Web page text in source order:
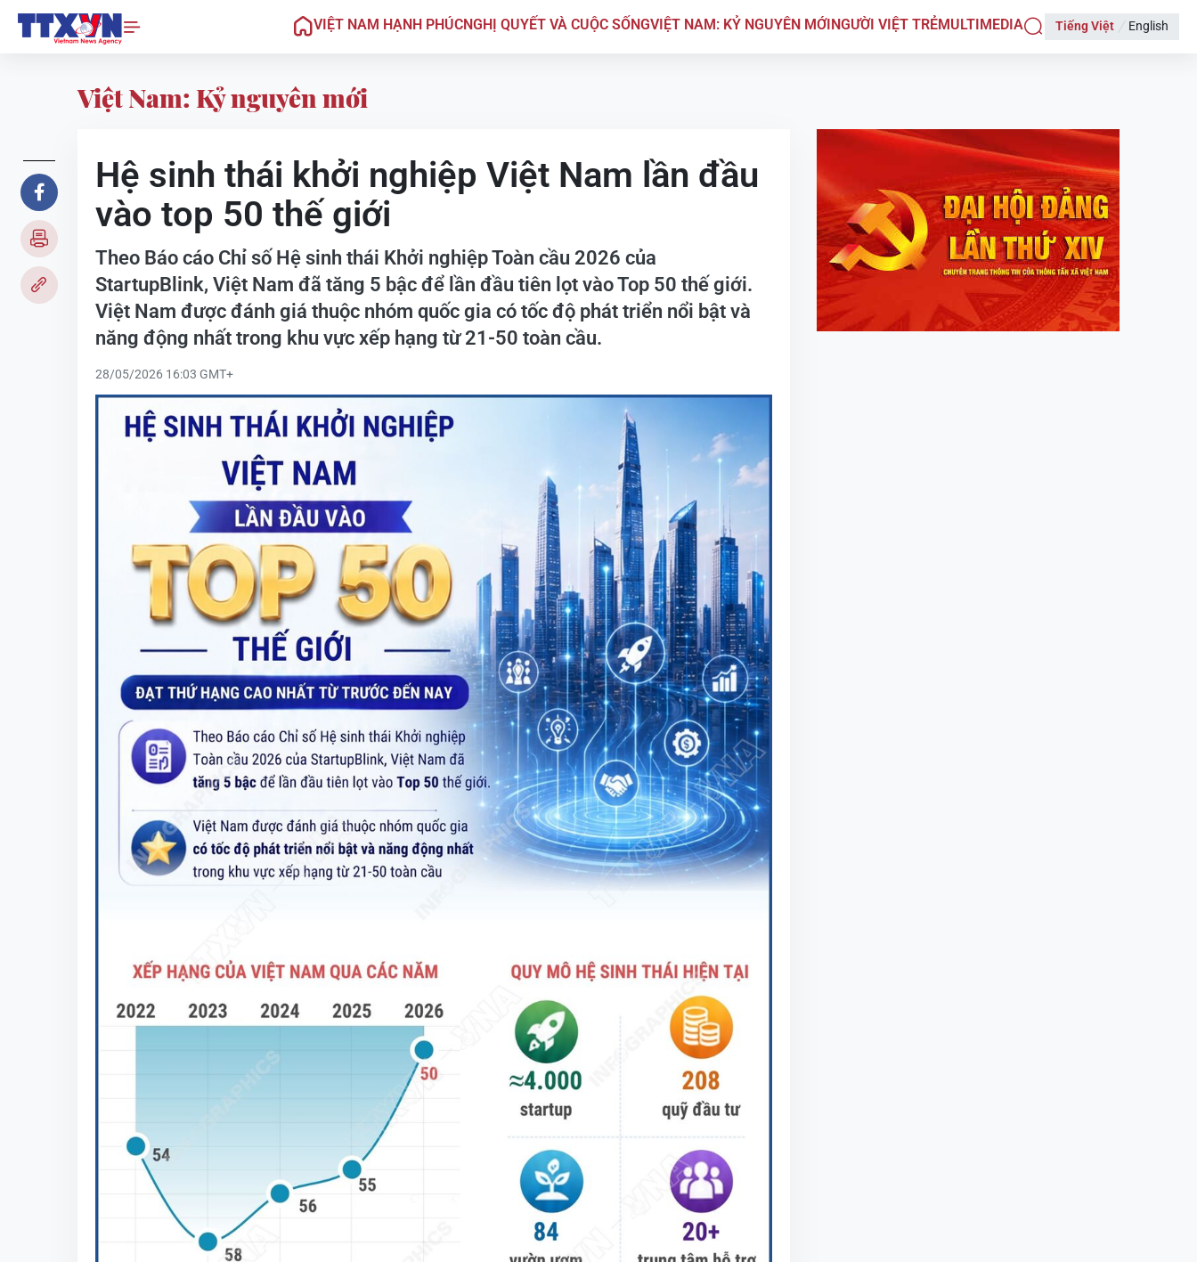
VIỆT NAM HẠNH PHÚCNGHỊ QUYẾT VÀ CUỘC SỐNGVIỆT NAM: KỶ NGUYÊN MỚINGƯỜI VIỆT TRẺMULTIMEDIA Tiếng Việt English
Việt Nam: Kỷ nguyên mới
Hệ sinh thái khởi nghiệp Việt Nam lần đầu
vào top 50 thế giới
Theo Báo cáo Chỉ số Hệ sinh thái Khởi nghiệp Toàn cầu 2026 của
StartupBlink, Việt Nam đã tăng 5 bậc để lần đầu tiên lọt vào Top 50 thế giới.
Việt Nam được đánh giá thuộc nhóm quốc gia có tốc độ phát triển nổi bật và
năng động nhất trong khu vực xếp hạng từ 21-50 toàn cầu.
28/05/2026 16:03 GMT+